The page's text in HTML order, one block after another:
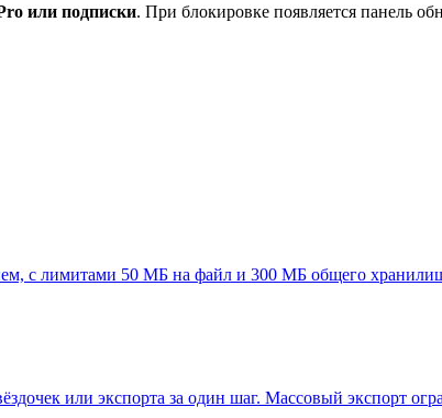
или подписки. При блокировке появляется панель
с лимитами 50 МБ на файл и 300 МБ общего
или экспорта за один шаг. Массовый экспорт